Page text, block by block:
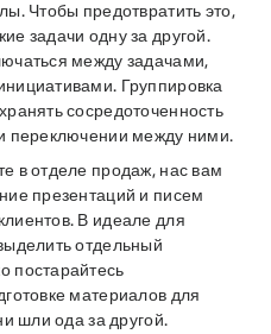
Чтобы предотвратить это,
задачи одну за другой.
между задачами,
Группировка
сосредоточенность
переключении между ними.
в отделе продаж, нас вам
презентаций и писем
В идеале для
отдельный
постарайтесь
материалов для
шли ода за другой.